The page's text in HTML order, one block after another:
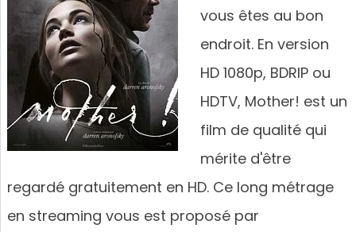
vous êtes au bon
endroit. En version
HD 1080p, BDRIP ou
HDTV, Mother! est un
film de qualité qui
mérite d'être
regardé gratuitement en HD. Ce long métrage
en streaming vous est proposé par